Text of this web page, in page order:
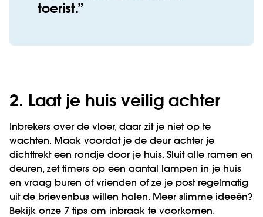
toerist.
2. Laat je huis veilig achter
Inbrekers over de vloer, daar zit je niet op te
wachten. Maak voordat je de deur achter je
dichttrekt een rondje door je huis. Sluit alle ramen en
deuren, zet timers op een aantal lampen in je huis
en vraag buren of vrienden of ze je post regelmatig
uit de brievenbus willen halen. Meer slimme ideeën?
Bekijk onze 7 tips om inbraak te voorkomen.